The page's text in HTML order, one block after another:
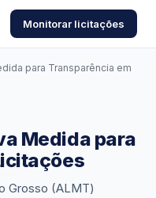
Monitorar licitações
para Transparência em
Medida para
Grosso (ALMT)